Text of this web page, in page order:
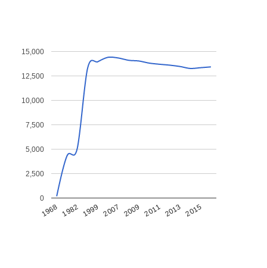
1968 1982 1999 2007 2009 2011 2013 2015
0
2,500
5,000
7,500
10,000
12,500
15,000